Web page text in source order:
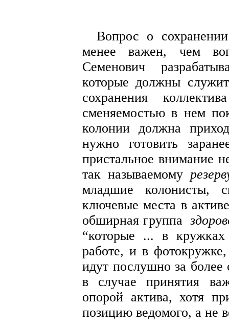
Вопрос о
менее важен, чем
Семенович
которые должны
сохранения
сменяемостью в нем
колонии должна
нужно готовить
пристальное внимание
так называемому
младшие колонисты,
ключевые места в
обширная группа
“которые ... в
работе, и в
идут послушно за более
в случае принятия
опорой актива, хотя
позицию ведомого, а не